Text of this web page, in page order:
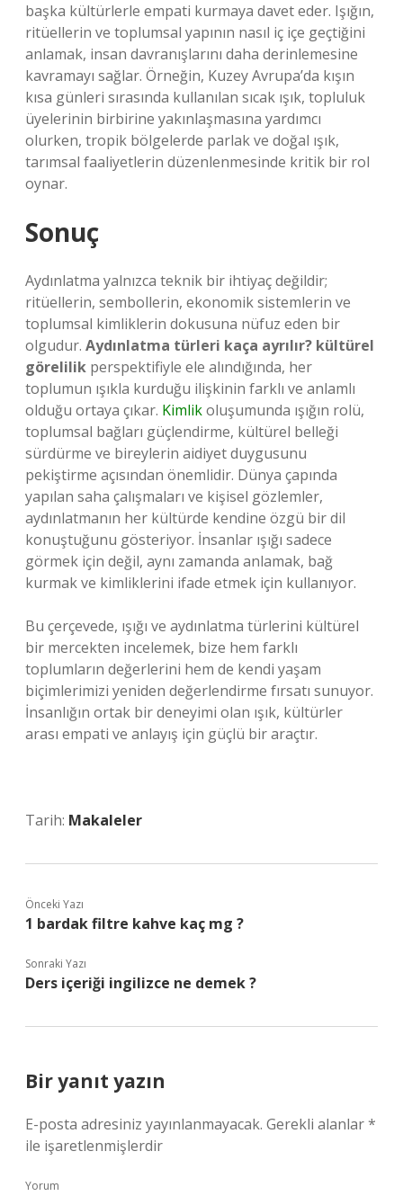
başka kültürlerle empati kurmaya davet eder. Işığın,
ritüellerin ve toplumsal yapının nasıl iç içe geçtiğini
anlamak, insan davranışlarını daha derinlemesine
kavramayı sağlar. Örneğin, Kuzey Avrupa’da kışın
kısa günleri sırasında kullanılan sıcak ışık, topluluk
üyelerinin birbirine yakınlaşmasına yardımcı
olurken, tropik bölgelerde parlak ve doğal ışık,
tarımsal faaliyetlerin düzenlenmesinde kritik bir rol
oynar.
Sonuç
Aydınlatma yalnızca teknik bir ihtiyaç değildir;
ritüellerin, sembollerin, ekonomik sistemlerin ve
toplumsal kimliklerin dokusuna nüfuz eden bir
olgudur. Aydınlatma türleri kaça ayrılır? kültürel
görelilik perspektifiyle ele alındığında, her
toplumun ışıkla kurduğu ilişkinin farklı ve anlamlı
olduğu ortaya çıkar. Kimlikoluşumunda ışığın rolü,
toplumsal bağları güçlendirme, kültürel belleği
sürdürme ve bireylerin aidiyet duygusunu
pekiştirme açısından önemlidir. Dünya çapında
yapılan saha çalışmaları ve kişisel gözlemler,
aydınlatmanın her kültürde kendine özgü bir dil
konuştuğunu gösteriyor. İnsanlar ışığı sadece
görmek için değil, aynı zamanda anlamak, bağ
kurmak ve kimliklerini ifade etmek için kullanıyor.
Bu çerçevede, ışığı ve aydınlatma türlerini kültürel
bir mercekten incelemek, bize hem farklı
toplumların değerlerini hem de kendi yaşam
biçimlerimizi yeniden değerlendirme fırsatı sunuyor.
İnsanlığın ortak bir deneyimi olan ışık, kültürler
arası empati ve anlayış için güçlü bir araçtır.
Tarih: Makaleler
Önceki Yazı
1 bardak filtre kahve kaç mg ?
Sonraki Yazı
Ders içeriği ingilizce ne demek ?
Bir yanıt yazın
E-posta adresiniz yayınlanmayacak. Gerekli alanlar*
ile işaretlenmişlerdir
Yorum